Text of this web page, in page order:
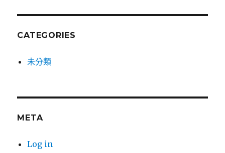
CATEGORIES
未分類
META
Log in